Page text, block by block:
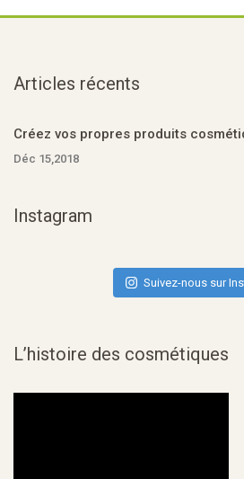
Articles récents
Créez vos propres produits
Déc 15,2018
Instagram
Suivez-nous sur
L’histoire des cosmétiques